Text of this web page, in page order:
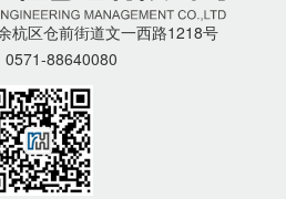
杭区仓前街道文一西路1218号
0571-88640080